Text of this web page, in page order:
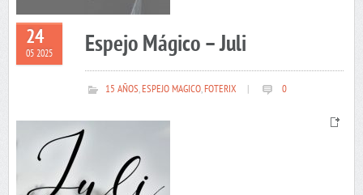
24
05 2025 Espejo Mágico – Juli
15 AÑOS,ESPEJO MAGICO,FOTERIX 0